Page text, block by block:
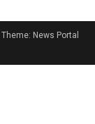
Theme: News Portal